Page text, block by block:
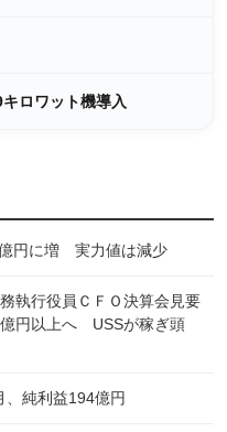
ロワット機導入
円に増 実力値は減少
執行役員ＣＦＯ決算会見要
円以上へ USSが稼ぎ頭
純利益194億円